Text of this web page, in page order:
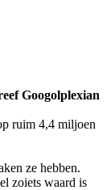
Googolplexian
ruim 4,4 miljoen
ze hebben.
zoiets waard is